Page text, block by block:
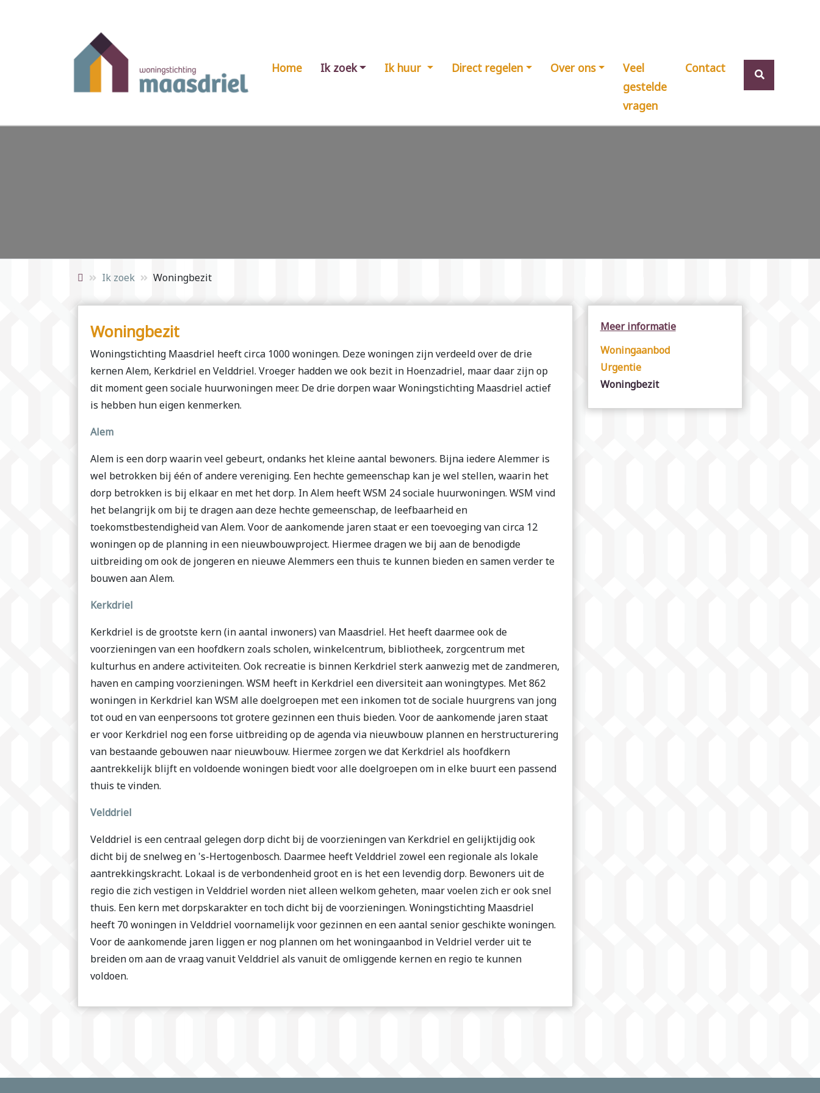
Home Ik zoek Ik huur Direct regelen Over ons
Veel
gestelde
vragen
Contact
Ik zoek Woningbezit
Woningbezit
Woningstichting Maasdriel heeft circa 1000 woningen. Deze woningen zijn verdeeld over de drie
kernen Alem, Kerkdriel en Velddriel. Vroeger hadden we ook bezit in Hoenzadriel, maar daar zijn op
dit moment geen sociale huurwoningen meer. De drie dorpen waar Woningstichting Maasdriel actief
is hebben hun eigen kenmerken.
Alem
Alem is een dorp waarin veel gebeurt, ondanks het kleine aantal bewoners. Bijna iedere Alemmer is
wel betrokken bij één of andere vereniging. Een hechte gemeenschap kan je wel stellen, waarin het
dorp betrokken is bij elkaar en met het dorp. In Alem heeft WSM 24 sociale huurwoningen. WSM vind
het belangrijk om bij te dragen aan deze hechte gemeenschap, de leefbaarheid en
toekomstbestendigheid van Alem. Voor de aankomende jaren staat er een toevoeging van circa 12
woningen op de planning in een nieuwbouwproject. Hiermee dragen we bij aan de benodigde
uitbreiding om ook de jongeren en nieuwe Alemmers een thuis te kunnen bieden en samen verder te
bouwen aan Alem.
Kerkdriel
Kerkdriel is de grootste kern (in aantal inwoners) van Maasdriel. Het heeft daarmee ook de
voorzieningen van een hoofdkern zoals scholen, winkelcentrum, bibliotheek, zorgcentrum met
kulturhus en andere activiteiten. Ook recreatie is binnen Kerkdriel sterk aanwezig met de zandmeren,
haven en camping voorzieningen. WSM heeft in Kerkdriel een diversiteit aan woningtypes. Met862
woningen in Kerkdriel kan WSM alle doelgroepen met een inkomen tot de sociale huurgrens van jong
tot oud en van eenpersoons tot grotere gezinnen een thuis bieden. Voor de aankomende jaren staat
er voor Kerkdriel nog een forse uitbreiding op de agenda via nieuwbouw plannen en herstructurering
van bestaande gebouwen naar nieuwbouw. Hiermee zorgen we dat Kerkdriel als hoofdkern
aantrekkelijk blijft en voldoende woningen biedt voor alle doelgroepen om in elke buurt een passend
thuis te vinden.
Velddriel
Velddriel is een centraal gelegen dorp dicht bij de voorzieningen van Kerkdriel en gelijktijdig ook
dicht bij de snelweg en 's-Hertogenbosch. Daarmee heeft Velddriel zowel een regionale als lokale
aantrekkingskracht. Lokaal is de verbondenheid groot en is het een levendig dorp. Bewoners uit de
regio die zich vestigen in Velddriel worden niet alleen welkom geheten, maar voelen zich er ook snel
thuis. Een kern met dorpskarakter en toch dicht bij de voorzieningen. Woningstichting Maasdriel
heeft 70 woningen in Velddriel voornamelijk voor gezinnen en een aantal senior geschikte woningen.
Voor de aankomende jaren liggen er nog plannen om het woningaanbod in Veldriel verder uit te
breiden om aan de vraag vanuit Velddriel als vanuit de omliggende kernen en regio te kunnen
voldoen.
Meer informatie
Woningaanbod
Urgentie
Woningbezit